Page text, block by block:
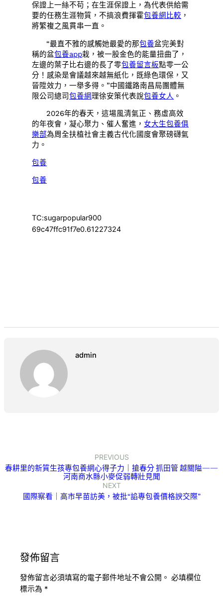
保證上一絲不苟；在生涯保證上，為代表供給需
要的任務生涯物質，不搞浪費揮霍包養網比較 ，
將繁複之風貫串一直。
“最直不雅的感觸她最愛的那包養盆完美對
稱的盆包養app栽，被一股金色的能量扭曲了，
左邊的葉子比右邊的長了零包養留言板點零一公
分！感染是會議越來越無紙化，既綠色環保，又
晉陞效力，一舉多得。”中國鐵路南昌局團體無
限公司總司包養網理徐安策代表說包養女人 。
2026年的春天，這場風清氣正、務虛高效
的年夜會，凝心聚力、催人奮進，女大生包養俱
樂部為周全扶植社會主義古代化國度會聚磅礴氣
力。
包養
包養
TC:sugarpopular900
69c47ffc91f7e0.61227324
admin
PREVIOUS
春耕里的新質生孩專包養網心得子力｜搶春分 抓田管 越關隘——
河南商水縣小麥促弱轉壯見聞
NEXT
國際察看｜高市早苗訪美，被批“諂專包養價格諛交際”
發佈留言
發佈留言必須填寫的電子郵件地址不會公開。 必填欄位
標示為 *